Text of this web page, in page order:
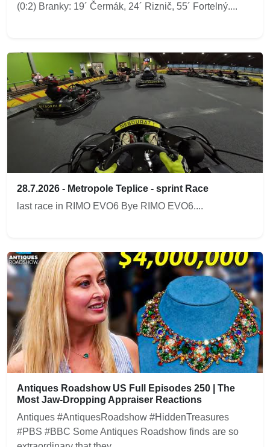
(0:2) Branky: 19´ Čermák, 24´ Riznič, 55´ Fortelný....
28.7.2026 - Metropole Teplice - sprint Race
last race in RIMO EVO6 Bye RIMO EVO6....
Antiques Roadshow US Full Episodes 250 | The
Most Jaw-Dropping Appraiser Reactions
Antiques #AntiquesRoadshow #HiddenTreasures
#PBS #BBC Some Antiques Roadshow finds are so